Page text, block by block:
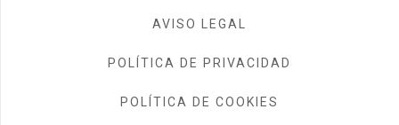
AVISO LEGAL
POLÍTICA DE PRIVACIDAD
POLÍTICA DE COOKIES